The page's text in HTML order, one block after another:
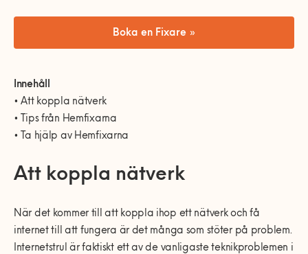
Populära tjänster och artiklar
Boka en Fixare »
Innehåll
• Att koppla nätverk
• Tips från Hemfixarna
• Ta hjälp av Hemfixarna
Att koppla nätverk
När det kommer till att koppla ihop ett nätverk och få
internet till att fungera är det många som stöter på problem.
Internetstrul är faktiskt ett av de vanligaste teknikproblemen i